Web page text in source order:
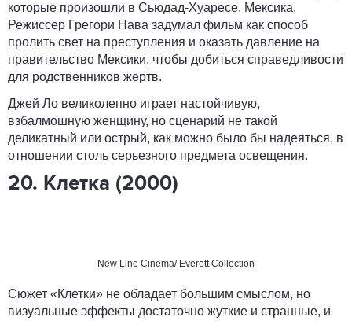
которые произошли в Сьюдад-Хуаресе, Мексика.
Режиссер Грегори Нава задумал фильм как способ
пролить свет на преступления и оказать давление на
правительство Мексики, чтобы добиться справедливости
для родственников жертв.
Джей Ло великолепно играет настойчивую,
взбалмошную женщину, но сценарий не такой
деликатный или острый, как можно было бы надеяться, в
отношении столь серьезного предмета освещения.
20. Клетка (2000)
New Line Cinema/ Everett Collection
Сюжет «Клетки» не обладает большим смыслом, но
визуальные эффекты достаточно жуткие и странные, и